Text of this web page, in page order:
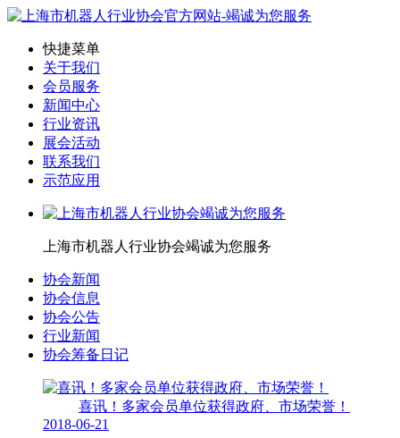
快捷菜单
关于我们
会员服务
新闻中心
行业资讯
展会活动
联系我们
示范应用
上海市机器人行业协会竭诚为您服务
协会新闻
协会信息
协会公告
行业新闻
协会筹备日记
喜讯！多家会员单位获得政府、市场荣誉！
2018-06-21